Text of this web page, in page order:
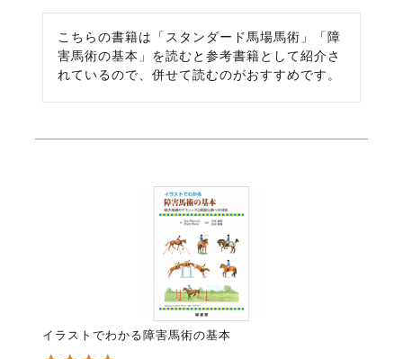
こちらの書籍は「スタンダード馬場馬術」「障
害馬術の基本」を読むと参考書籍として紹介さ
れているので、併せて読むのがおすすめです。
イラストでわかる障害馬術の基本